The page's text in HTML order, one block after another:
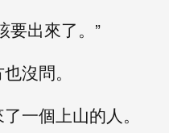
要出來了。”
沒問。
一個上山的人。